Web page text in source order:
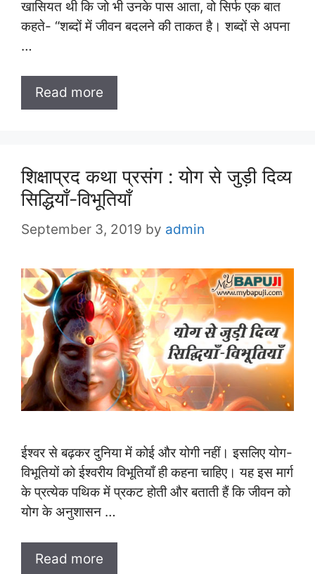
खासियत थी कि जो भी उनके पास आता, वो सिर्फ एक बात
कहते- “शब्दों में जीवन बदलने की ताकत है। शब्दों से अपना
…
Read more
शिक्षाप्रद कथा प्रसंग : योग से जुड़ी दिव्य
सिद्धियाँ-विभूतियाँ
September 3, 2019 by admin
ईश्वर से बढ़कर दुनिया में कोई और योगी नहीं। इसलिए योग-
विभूतियों को ईश्वरीय विभूतियाँ ही कहना चाहिए। यह इस मार्ग
के प्रत्येक पथिक में प्रकट होती और बताती हैं कि जीवन को
योग के अनुशासन …
Read more